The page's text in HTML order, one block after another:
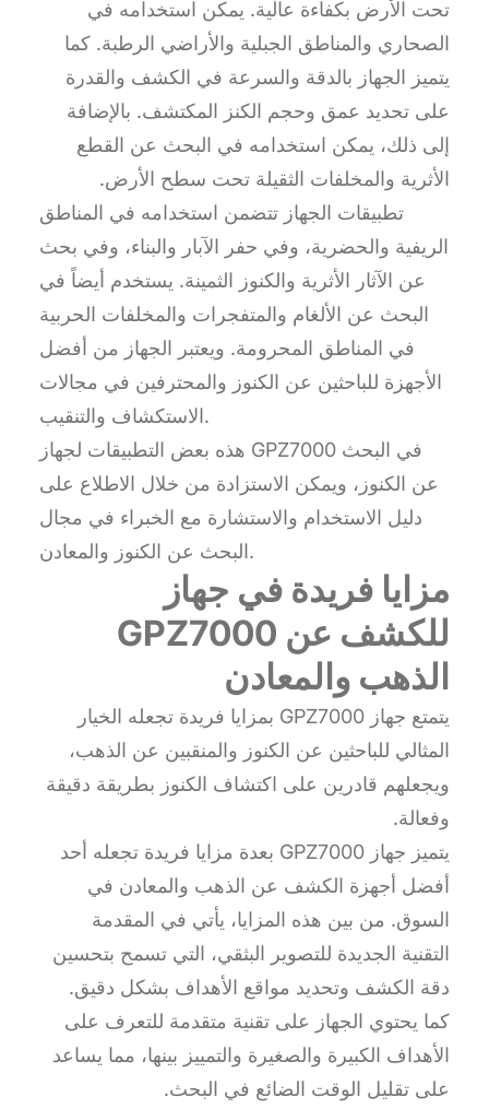
تحت الأرض بكفاءة عالية. يمكن استخدامه في
الصحاري والمناطق الجبلية والأراضي الرطبة. كما
يتميز الجهاز بالدقة والسرعة في الكشف والقدرة
على تحديد عمق وحجم الكنز المكتشف. بالإضافة
إلى ذلك، يمكن استخدامه في البحث عن القطع
الأثرية والمخلفات الثقيلة تحت سطح الأرض.
تطبيقات الجهاز تتضمن استخدامه في المناطق
الريفية والحضرية، وفي حفر الآبار والبناء، وفي بحث
عن الآثار الأثرية والكنوز الثمينة. يستخدم أيضاً في
البحث عن الألغام والمتفجرات والمخلفات الحربية
في المناطق المحرومة. ويعتبر الجهاز من أفضل
الأجهزة للباحثين عن الكنوز والمحترفين في مجالات
الاستكشاف والتنقيب.
هذه بعض التطبيقات لجهاز GPZ7000 في البحث
عن الكنوز، ويمكن الاستزادة من خلال الاطلاع على
دليل الاستخدام والاستشارة مع الخبراء في مجال
البحث عن الكنوز والمعادن.
مزايا فريدة في جهاز
GPZ7000 للكشف عن
الذهب والمعادن
يتمتع جهاز GPZ7000 بمزايا فريدة تجعله الخيار
المثالي للباحثين عن الكنوز والمنقبين عن الذهب،
ويجعلهم قادرين على اكتشاف الكنوز بطريقة دقيقة
وفعالة.
يتميز جهاز GPZ7000 بعدة مزايا فريدة تجعله أحد
أفضل أجهزة الكشف عن الذهب والمعادن في
السوق. من بين هذه المزايا، يأتي في المقدمة
التقنية الجديدة للتصوير البثقي، التي تسمح بتحسين
دقة الكشف وتحديد مواقع الأهداف بشكل دقيق.
كما يحتوي الجهاز على تقنية متقدمة للتعرف على
الأهداف الكبيرة والصغيرة والتمييز بينها، مما يساعد
على تقليل الوقت الضائع في البحث.